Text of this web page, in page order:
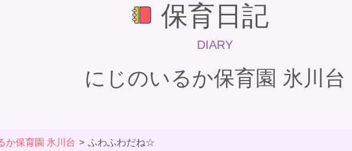
保育日記
DIARY
にじのいるか保育園 氷川台
か保育園 氷川台 ふわふわだね☆